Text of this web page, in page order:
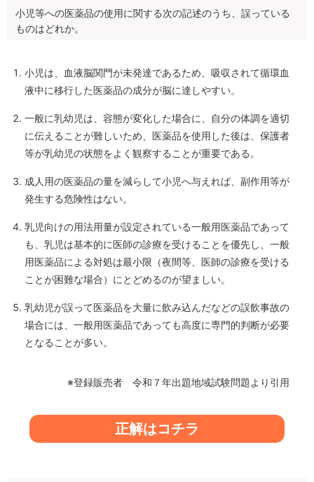
小児等への医薬品の使用に関する次の記述のうち、誤っている
ものはどれか。
小児は、血液脳関門が未発達であるため、吸収されて循環血
液中に移行した医薬品の成分が脳に達しやすい。
一般に乳幼児は、容態が変化した場合に、自分の体調を適切
に伝えることが難しいため、医薬品を使用した後は、保護者
等が乳幼児の状態をよく観察することが重要である。
成人用の医薬品の量を減らして小児へ与えれば、副作用等が
発生する危険性はない。
乳児向けの用法用量が設定されている一般用医薬品であって
も、乳児は基本的に医師の診療を受けることを優先し、一般
用医薬品による対処は最小限（夜間等、医師の診療を受ける
ことが困難な場合）にとどめるのが望ましい。
乳幼児が誤って医薬品を大量に飲み込んだなどの誤飲事故の
場合には、一般用医薬品であっても高度に専門的判断が必要
となることが多い。
※登録販売者 令和７年出題地域試験問題より引用
正解はコチラ